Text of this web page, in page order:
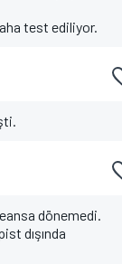
test ediliyor.
dönemedi.
dışında